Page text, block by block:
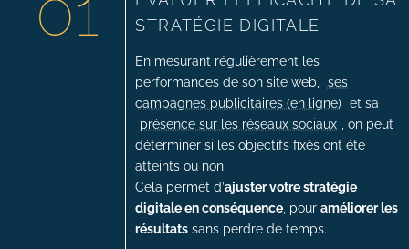
STRATÉGIE DIGITALE
En mesurant régulièrement les
performances de son site web,
ses
campagnes publicitaires (en ligne) et sa
présence sur les réseaux sociaux
, on peut
déterminer si les objectifs fixés ont été
atteints ou non.
Cela permet d’ajuster votre stratégie
digitale en conséquence , pouraméliorer les
résultats sans perdre de temps.